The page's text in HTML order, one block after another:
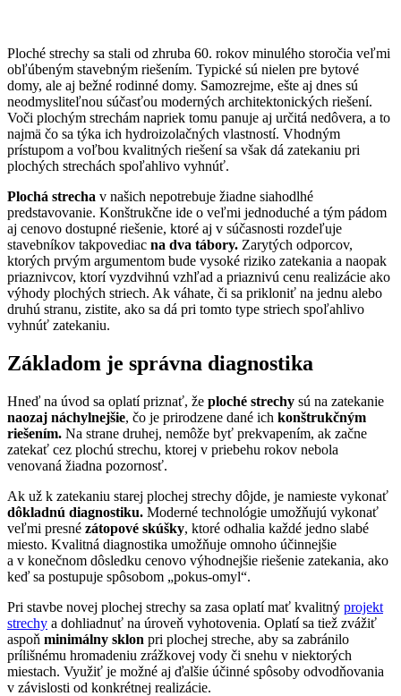
Ploché strechy sa stali od zhruba 60. rokov minulého storočia veľmi
obľúbeným stavebným riešením. Typické sú nielen pre bytové
domy, ale aj bežné rodinné domy. Samozrejme, ešte aj dnes sú
neodmysliteľnou súčasťou moderných architektonických riešení.
Voči plochým strechám napriek tomu panuje aj určitá nedôvera, a to
najmä čo sa týka ich hydroizolačných vlastností. Vhodným
prístupom a voľbou kvalitných riešení sa však dá zatekaniu pri
plochých strechách spoľahlivo vyhnúť.
Plochá strecha v našich nepotrebuje žiadne siahodlhé
predstavovanie. Konštrukčne ide o veľmi jednoduché a tým pádom
aj cenovo dostupné riešenie, ktoré aj v súčasnosti rozdeľuje
stavebníkov takpovediac na dva tábory. Zarytých odporcov,
ktorých prvým argumentom bude vysoké riziko zatekania a naopak
priaznivcov, ktorí vyzdvihnú vzhľad a priaznivú cenu realizácie ako
výhody plochých striech. Ak váhate, či sa prikloniť na jednu alebo
druhú stranu, zistite, ako sa dá pri tomto type striech spoľahlivo
vyhnúť zatekaniu.
Základom je správna diagnostika
Hneď na úvod sa oplatí priznať, že ploché strechy sú na zatekanie
naozaj náchylnejšie, čo je prirodzene dané ich konštrukčným
riešením. Na strane druhej, nemôže byť prekvapením, ak začne
zatekať cez plochú strechu, ktorej v priebehu rokov nebola
venovaná žiadna pozornosť.
Ak už k zatekaniu starej plochej strechy dôjde, je namieste vykonať
dôkladnú diagnostiku. Moderné technológie umožňujú vykonať
veľmi presné zátopové skúšky, ktoré odhalia každé jedno slabé
miesto. Kvalitná diagnostika umožňuje omnoho účinnejšie
a v konečnom dôsledku cenovo výhodnejšie riešenie zatekania, ako
keď sa postupuje spôsobom „pokus-omyl“.
Pri stavbe novej plochej strechy sa zasa oplatí mať kvalitný projekt
strechy a dohliadnuť na úroveň vyhotovenia. Oplatí sa tiež zvážiť
aspoň minimálny sklon pri plochej streche, aby sa zabránilo
prílišnému hromadeniu zrážkovej vody či snehu v niektorých
miestach. Využiť je možné aj ďalšie účinné spôsoby odvodňovania
v závislosti od konkrétnej realizácie.